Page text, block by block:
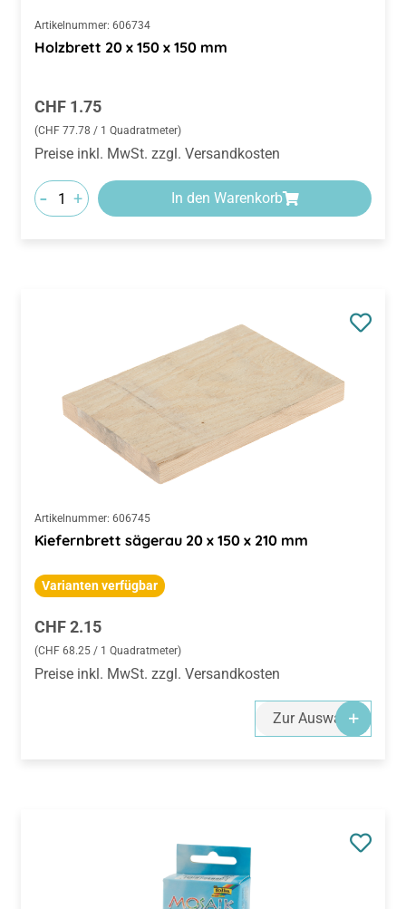
Artikelnummer: 606734
Holzbrett 20 x 150 x 150 mm
Regulärer Preis:
CHF 1.75
(CHF 77.78 / 1 Quadratmeter)
Preise inkl. MwSt. zzgl. Versandkosten
- + In den Warenkorb
Artikelnummer: 606745
Kiefernbrett sägerau 20 x 150 x 210 mm
Varianten verfügbar
Regulärer Preis:
CHF 2.15
(CHF 68.25 / 1 Quadratmeter)
Preise inkl. MwSt. zzgl. Versandkosten
Zur Auswahl